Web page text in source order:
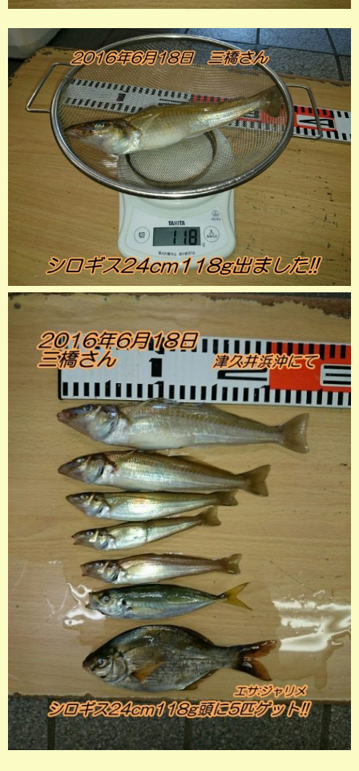
お問い合わせ